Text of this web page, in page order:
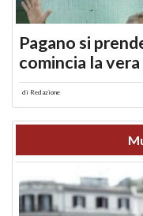
Pagano si
comincia la
di Redazione